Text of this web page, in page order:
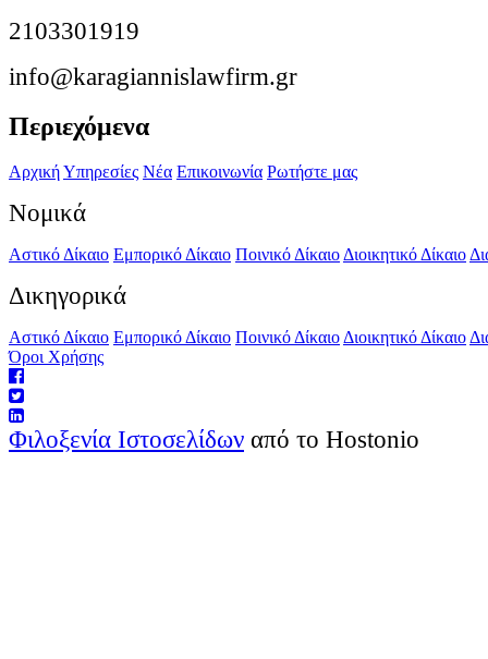
2103301919
info@karagiannislawfirm.gr
Περιεχόμενα
ΑρχικήΥπηρεσίες Νέα Επικοινωνία Ρωτήστε μας
Νομικά
Αστικό Δίκαιο Εμπορικό Δίκαιο Ποινικό Δίκαιο Διοικητικό Δίκαιο
Δικηγορικά
Αστικό Δίκαιο Εμπορικό Δίκαιο Ποινικό Δίκαιο Διοικητικό Δίκαιο
Όροι Χρήσης
Φιλοξενία Ιστοσελίδων από το Hostonio